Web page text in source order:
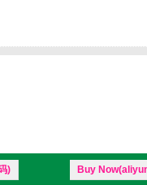
) Buy